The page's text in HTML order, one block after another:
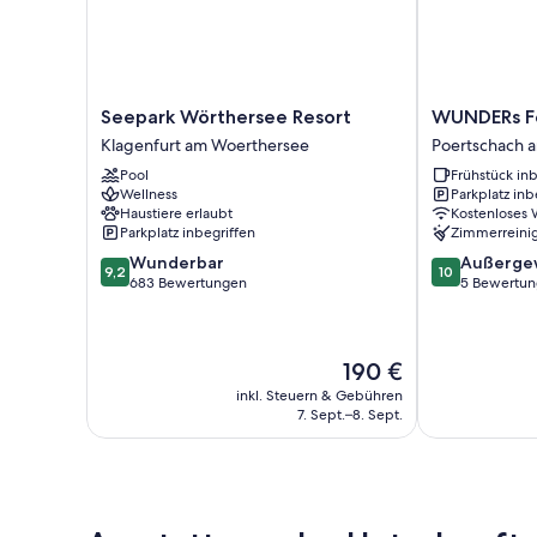
Seepark
Wörthersee
Resort
Klagenfurt
am
Woerthersee
Seepark Wörthersee Resort
Klagenfurt am Woerthersee
Pool
Wellness
Haustiere erlaubt
Parkplatz inbegriffen
9.2
von
9,2 Wunderbar
683 Bewertungen
Der
Preis
beträgt
190 €
inkl. Steuern & Gebühren
7. Sept.–8. Sept.
WUNDERs
Ferienpension
Poertschach
am
Woerthersee
WUNDERs
Poertschach
Frühstück
Parkplatz
Kostenloses
10.0
von
10
5